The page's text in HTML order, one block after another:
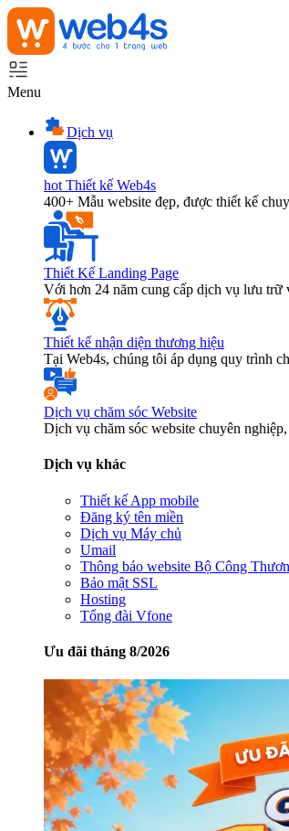
Menu
Dịch vụ
hot Thiết kế Web4s
400+ Mẫu website đẹp, được thiết kế
Thiết Kế Landing Page
Với hơn 24 năm cung cấp dịch vụ lưu trữ
Thiết kế nhận diện thương hiệu
Tại Web4s, chúng tôi áp dụng quy trình
Dịch vụ chăm sóc Website
Dịch vụ chăm sóc website chuyên
Dịch vụ khác
Thiết kế App mobile
Đăng ký tên miền
Dịch vụ Máy chủ
Umail
Thông báo website Bộ Công
Bảo mật SSL
Hosting
Tổng đài Vfone
Ưu đãi tháng 8/2026